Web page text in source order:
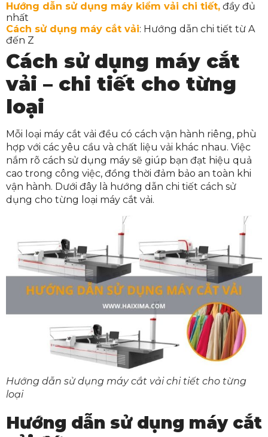
Hướng dẫn sử dụng máy kiểm vải chi tiết, đầy đủ
nhất
Cách sử dụng máy cắt vải: Hướng dẫn chi tiết từ A
đến Z
Cách sử dụng máy cắt
vải – chi tiết cho từng
loại
Mỗi loại máy cắt vải đều có cách vận hành riêng, phù
hợp với các yêu cầu và chất liệu vải khác nhau. Việc
nắm rõ cách sử dụng máy sẽ giúp bạn đạt hiệu quả
cao trong công việc, đồng thời đảm bảo an toàn khi
vận hành. Dưới đây là hướng dẫn chi tiết cách sử
dụng cho từng loại máy cắt vải.
Hướng dẫn sử dụng máy cắt vải chi tiết cho từng
loại
Hướng dẫn sử dụng máy cắt